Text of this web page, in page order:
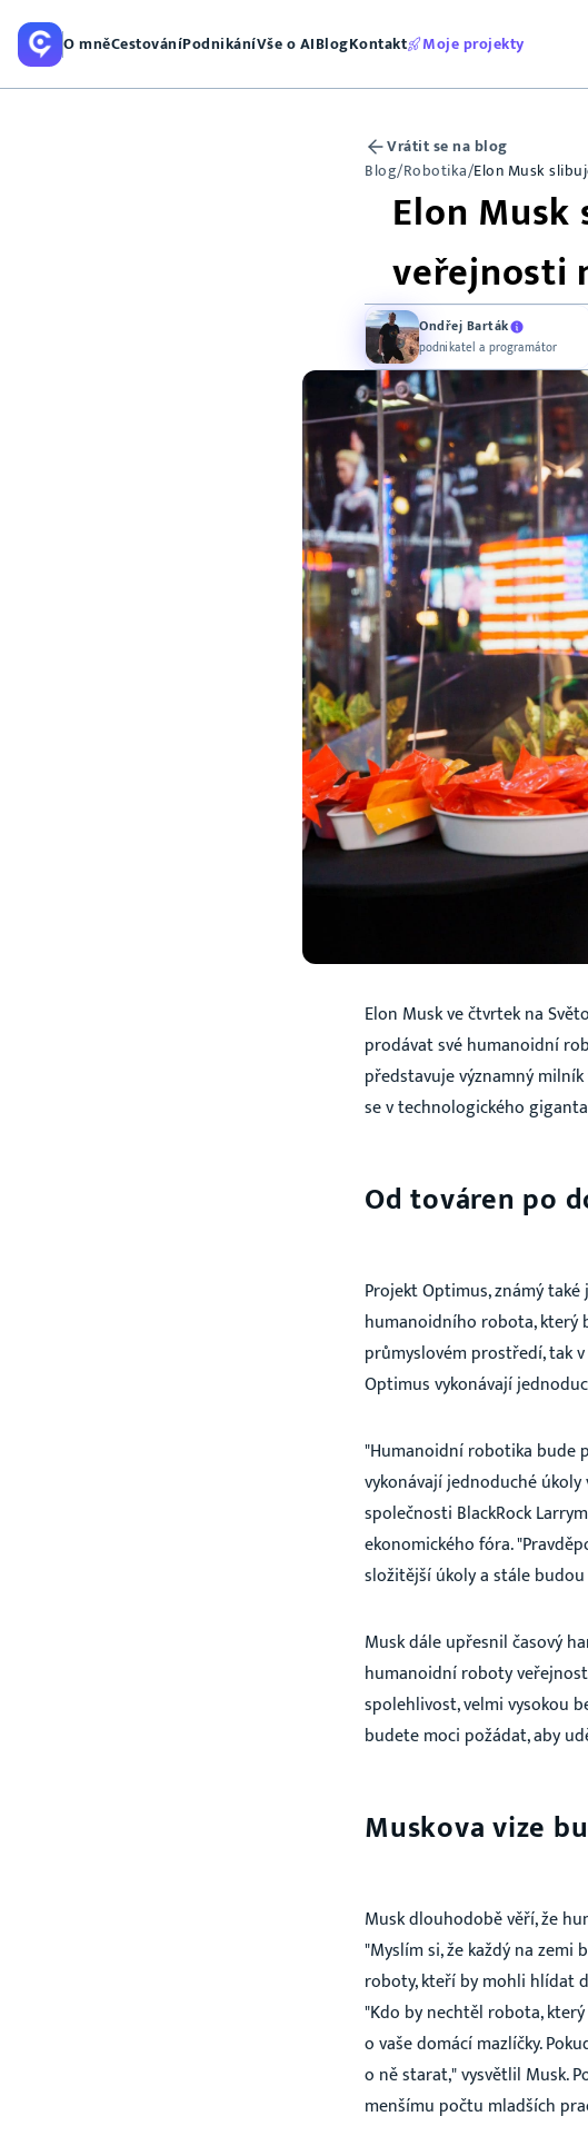
O mněCestováníPodnikáníVše o AIBlogKontakt Moje projekty
Vrátit se na blog
Blog/Robotika/Elon Musk
Elon
veřejnosti
Ondřej Barták
podnikatel a programátor
Elon Musk ve čtvrtek na
prodávat své humanoidní
představuje významný
se v technologického
Od továren po
Projekt Optimus, známý
humanoidního robota, který
průmyslovém prostředí, tak
Optimus vykonávají
"Humanoidní robotika bude
vykonávají jednoduché
společnosti BlackRock
ekonomického fóra.
složitější úkoly a stále
Musk dále upřesnil časový
humanoidní roboty
spolehlivost, velmi vysokou
budete moci požádat, aby
Muskova vize
Musk dlouhodobě věří, že
"Myslím si, že každý na
roboty, kteří by mohli hlídat
"Kdo by nechtěl robota,
o vaše domácí mazlíčky.
o ně starat," vysvětlil Musk.
menšímu počtu mladších